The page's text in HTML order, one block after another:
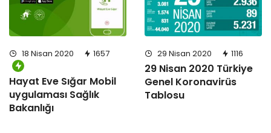
18 Nisan 2020 1657
Hayat Eve Sığar Mobil
uygulaması Sağlık
Bakanlığı
29 Nisan 2020 1116
29 Nisan 2020 Türkiye
Genel Koronavirüs
Tablosu